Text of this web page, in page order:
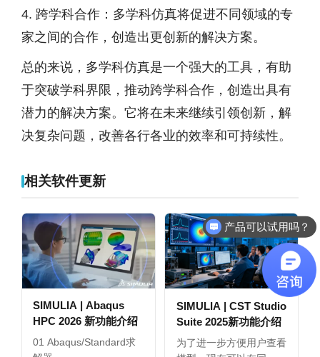
4. 跨学科合作：多学科仿真将促进不同领域的专
家之间的合作，创造出更创新的解决方案。
总的来说，多学科仿真是一个强大的工具，有助
于突破学科界限，推动跨学科合作，创造出具有
潜力的解决方案。它将在未来继续引领创新，解
决复杂问题，改善各行各业的效率和可持续性。
相关软件更新
SIMULIA | Abaqus
HPC 2026 新功能介绍
01 Abaqus/Standard求
SIMULIA | CST Studio
Suite 2025新功能介绍
为了进一步方便用户查看
产品可以试用吗？